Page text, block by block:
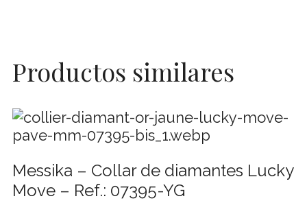
Productos similares
Messika – Collar de diamantes Lucky
Move – Ref.: 07395-YG